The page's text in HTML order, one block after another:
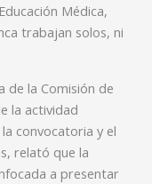
Médica,
trabajan solos, ni
de la Comisión de
la actividad
convocatoria y el
relató que la
a presentar